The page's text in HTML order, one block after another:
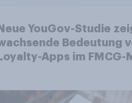
Neue YouGov-Studie
Bedeutung
Loyalty-Apps im FMCG-